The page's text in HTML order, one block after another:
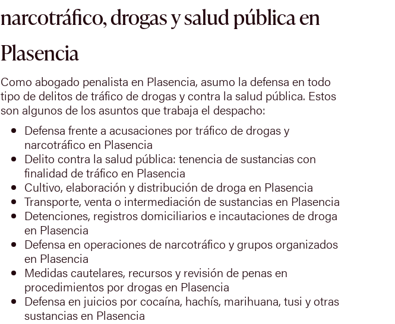
narcotráfico, drogas y salud pública en
Plasencia
Como abogado penalista en Plasencia, asumo la defensa en todo
tipo de delitos de tráfico de drogas y contra la salud pública. Estos
son algunos de los asuntos que trabaja el despacho:
Defensa frente a acusaciones por tráfico de drogas y
narcotráfico en Plasencia
Delito contra la salud pública: tenencia de sustancias con
finalidad de tráfico en Plasencia
Cultivo, elaboración y distribución de droga en Plasencia
Transporte, venta o intermediación de sustancias en Plasencia
Detenciones, registros domiciliarios e incautaciones de droga
en Plasencia
Defensa en operaciones de narcotráfico y grupos organizados
en Plasencia
Medidas cautelares, recursos y revisión de penas en
procedimientos por drogas en Plasencia
Defensa en juicios por cocaína, hachís, marihuana, tusi y otras
sustancias en Plasencia